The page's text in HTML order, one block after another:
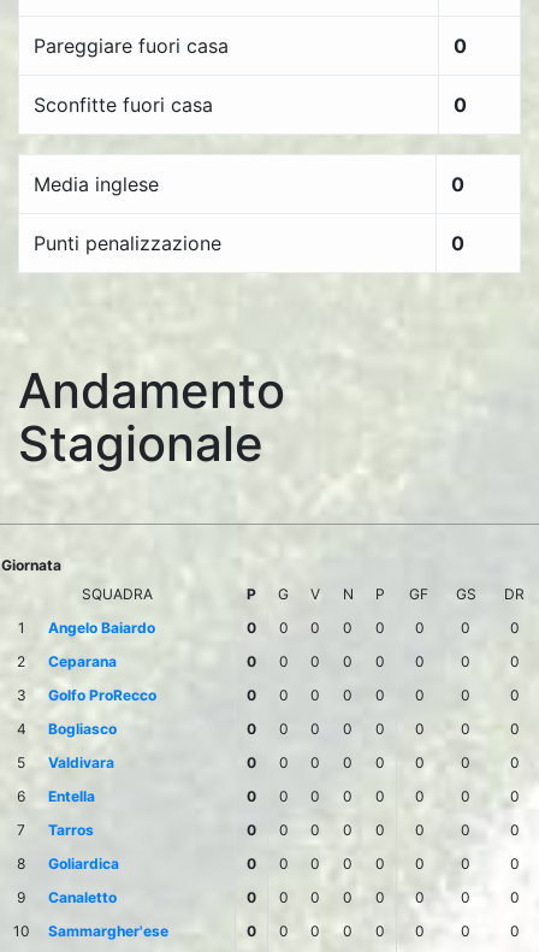
Pareggiare fuori casa 0
Sconfitte fuori casa 0
Media inglese 0
Punti penalizzazione 0
Andamento
Stagionale
Giornata
SQUADRA
P G V N P GF GS
DR
1
Angelo Baiardo 0 0 0 0 0 0 0
0
2
Ceparana 0 0 0 0 0 0 0
0
3
Golfo ProRecco 0 0 0 0 0 0 0
0
4
Bogliasco 0 0 0 0 0 0 0
0
5
Valdivara 0 0 0 0 0 0 0
0
6
Entella 0 0 0 0 0 0 0
0
7
Tarros 0 0 0 0 0 0 0
0
8
Goliardica 0 0 0 0 0 0 0
0
9
Canaletto 0 0 0 0 0 0 0
0
10
Sammargher'ese 0 0 0 0 0 0 0 0